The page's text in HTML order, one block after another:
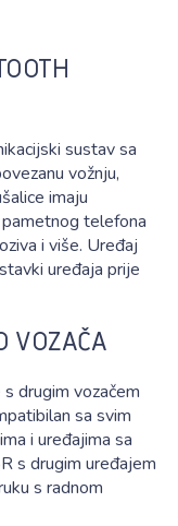
sustav sa
vožnju,
imaju
telefona
i više. Uređaj
uređaja prije
VOZAČA
drugim vozačem
sa svim
i uređajima sa
s drugim uređajem
s radnom